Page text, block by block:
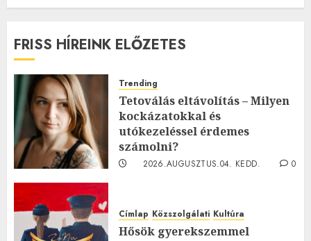
FRISS HÍREINK ELŐZETES
Trending
Tetoválás eltávolítás – Milyen
kockázatokkal és
utókezeléssel érdemes
számolni?
2026.AUGUSZTUS.04. KEDD.
0
Címlap Közszolgálati Kultúra
Hősök gyerekszemmel